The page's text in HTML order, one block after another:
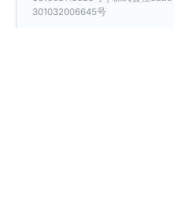
301032006645号